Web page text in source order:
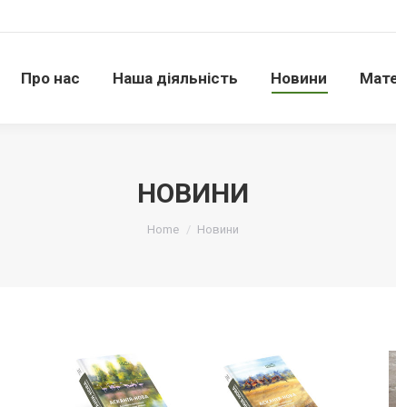
Про нас Наша діяльність Новини
НОВИНИ
Home Новини
Про нас Наша діяльність Новини